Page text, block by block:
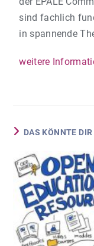
sind fachlich
in spannende
weitere
DAS KÖNNTE